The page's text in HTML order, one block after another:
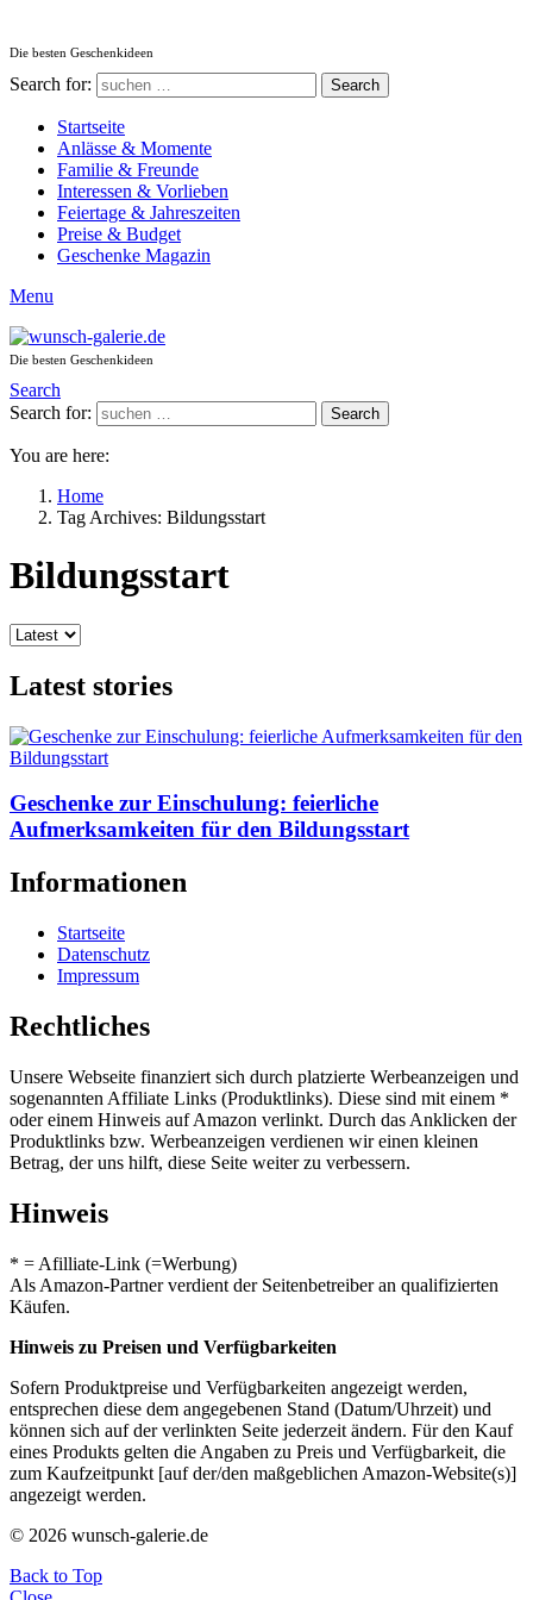
Die besten Geschenkideen
Search for: Search
Startseite
Anlässe & Momente
Familie & Freunde
Interessen & Vorlieben
Feiertage & Jahreszeiten
Preise & Budget
Geschenke Magazin
Menu
Die besten Geschenkideen
Search
Search for:
Search
You are here:
Home
Tag Archives: Bildungsstart
Bildungsstart
Latest stories
Geschenke zur Einschulung: feierliche
Aufmerksamkeiten für den Bildungsstart
Informationen
Startseite
Datenschutz
Impressum
Rechtliches
Unsere Webseite finanziert sich durch platzierte Werbeanzeigen und
sogenannten Affiliate Links (Produktlinks). Diese sind mit einem *
oder einem Hinweis auf Amazon verlinkt. Durch das Anklicken der
Produktlinks bzw. Werbeanzeigen verdienen wir einen kleinen
Betrag, der uns hilft, diese Seite weiter zu verbessern.
Hinweis
* = Afilliate-Link (=Werbung)
Als Amazon-Partner verdient der Seitenbetreiber an qualifizierten
Käufen.
Hinweis zu Preisen und Verfügbarkeiten
Sofern Produktpreise und Verfügbarkeiten angezeigt werden,
entsprechen diese dem angegebenen Stand (Datum/Uhrzeit) und
können sich auf der verlinkten Seite jederzeit ändern. Für den Kauf
eines Produkts gelten die Angaben zu Preis und Verfügbarkeit, die
zum Kaufzeitpunkt [auf der/den maßgeblichen Amazon-Website(s)]
angezeigt werden.
© 2026 wunsch-galerie.de
Back to Top